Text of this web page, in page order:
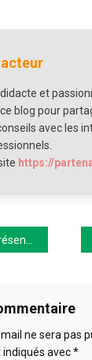
de
sa
grille
de
publications
et
blog pour
avec les
https://
pour les entreprises
ne sera pas
avec*